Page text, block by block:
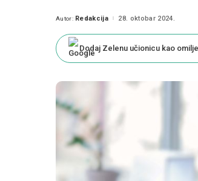
Posted
Autor: Redakcija 28. oktobar 2024.
Dodaj Zelenu učionicu kao